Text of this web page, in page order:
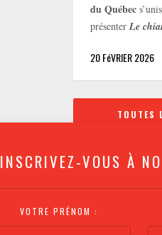
INSCRIVEZ-VOUS À
VOTRE PRÉNOM :
du Québec
présenterLe
20 FéVRIER 2026
TOUTES